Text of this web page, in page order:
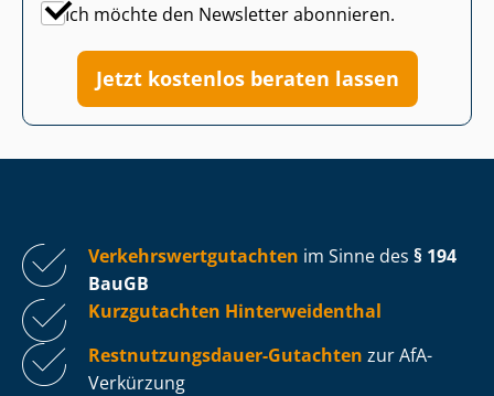
Ich möchte den Newsletter abonnieren.
Jetzt kostenlos beraten lassen
Ver­kehrs­wert­gut­ach­ten im Sinne des § 194
BauGB
Kurzgutachten Hin­ter­wei­den­thal
Rest­nut­zungs­dau­er-Gutachten zur AfA-
Verkürzung